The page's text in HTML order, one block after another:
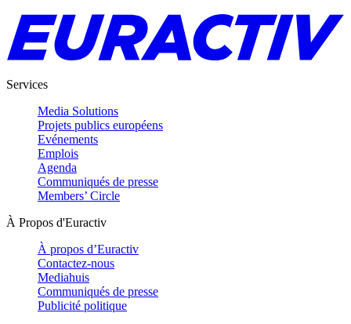
Services
Media Solutions
Projets publics européens
Evénements
Emplois
Agenda
Communiqués de presse
Members’ Circle
À Propos d'Euractiv
À propos d’Euractiv
Contactez-nous
Mediahuis
Communiqués de presse
Publicité politique